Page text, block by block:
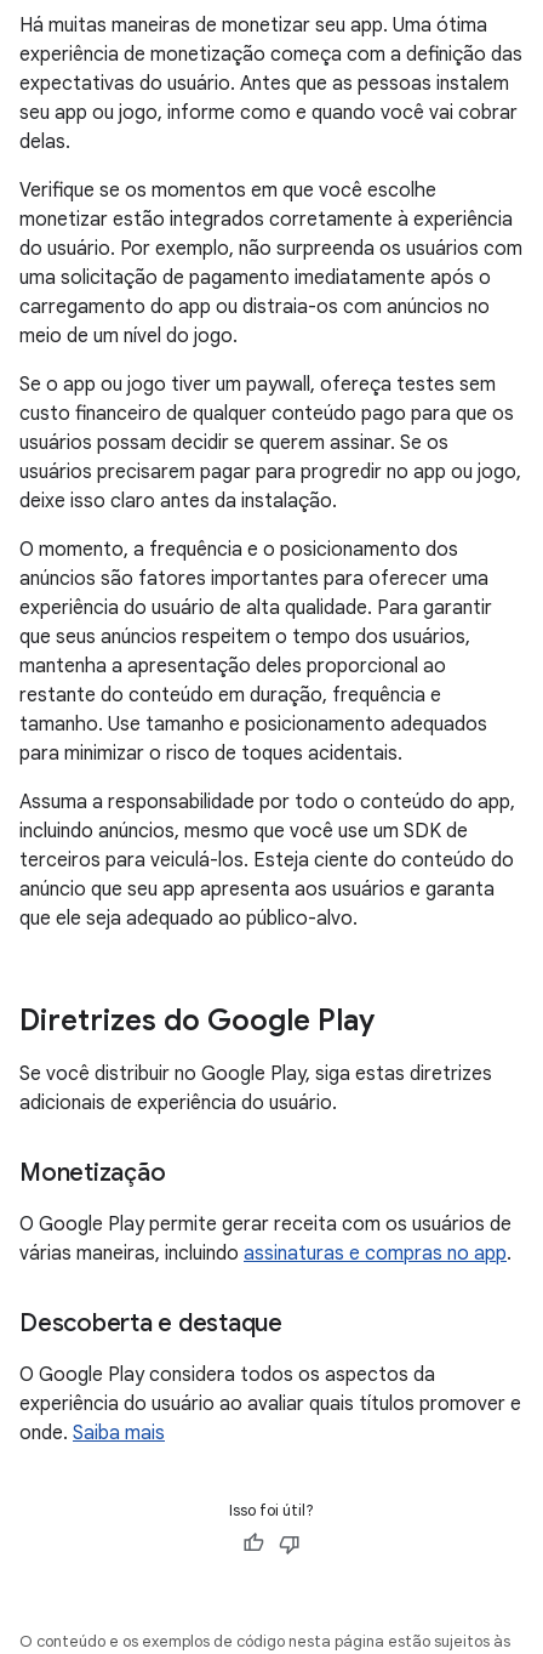
Há muitas maneiras de monetizar seu app. Uma ótima
experiência de monetização começa com a definição das
expectativas do usuário. Antes que as pessoas instalem
seu app ou jogo, informe como e quando você vai cobrar
delas.
Verifique se os momentos em que você escolhe
monetizar estão integrados corretamente à experiência
do usuário. Por exemplo, não surpreenda os usuários com
uma solicitação de pagamento imediatamente após o
carregamento do app ou distraia-os com anúncios no
meio de um nível do jogo.
Se o app ou jogo tiver um paywall, ofereça testes sem
custo financeiro de qualquer conteúdo pago para que os
usuários possam decidir se querem assinar. Se os
usuários precisarem pagar para progredir no app ou jogo,
deixe isso claro antes da instalação.
O momento, a frequência e o posicionamento dos
anúncios são fatores importantes para oferecer uma
experiência do usuário de alta qualidade. Para garantir
que seus anúncios respeitem o tempo dos usuários,
mantenha a apresentação deles proporcional ao
restante do conteúdo em duração, frequência e
tamanho. Use tamanho e posicionamento adequados
para minimizar o risco de toques acidentais.
Assuma a responsabilidade por todo o conteúdo do app,
incluindo anúncios, mesmo que você use um SDK de
terceiros para veiculá-los. Esteja ciente do conteúdo do
anúncio que seu app apresenta aos usuários e garanta
que ele seja adequado ao público-alvo.
Diretrizes do Google Play
Se você distribuir no Google Play, siga estas diretrizes
adicionais de experiência do usuário.
Monetização
O Google Play permite gerar receita com os usuários de
várias maneiras, incluindo assinaturas e compras no app.
Descoberta e destaque
O Google Play considera todos os aspectos da
experiência do usuário ao avaliar quais títulos promover e
onde. Saiba mais
Isso foi útil?
O conteúdo e os exemplos de código nesta página estão sujeitos às